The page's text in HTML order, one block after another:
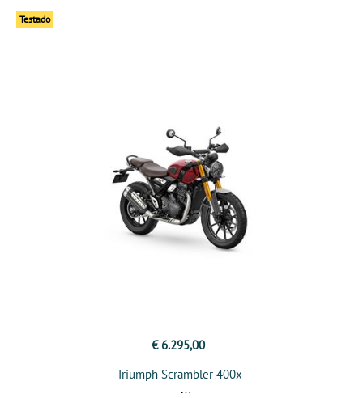
Testado
€ 6.295,00
Triumph Scrambler 400x